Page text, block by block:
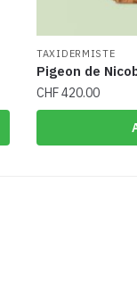
TAXIDERMISTE
Pigeon de
CHF420.00